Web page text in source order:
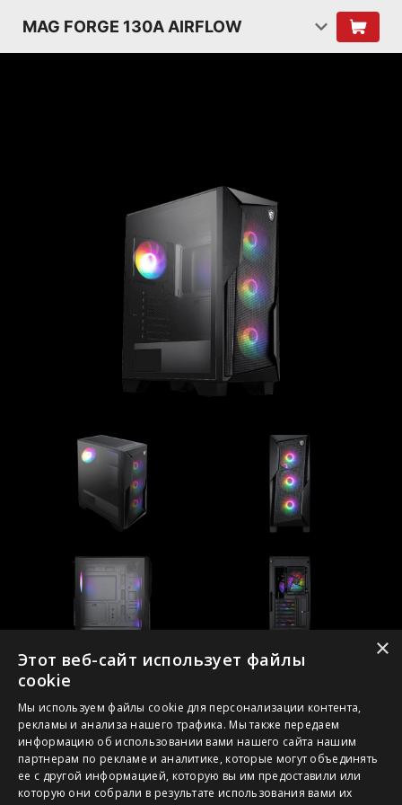
MAG FORGE 130A AIRFLOW
1. Спецификации могут отличаться от приведенной на сайте
в зависимости от региона распространения изделия.
×
Этот веб-сайт использует файлы
cookie
Мы используем файлы cookie для персонализации контента,
рекламы и анализа нашего трафика. Мы также передаем
информацию об использовании вами нашего сайта нашим
партнерам по рекламе и аналитике, которые могут объединять
ее с другой информацией, которую вы им предоставили или
которую они собрали в результате использования вами их